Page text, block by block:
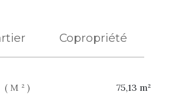
Copropriété
75,13 m²